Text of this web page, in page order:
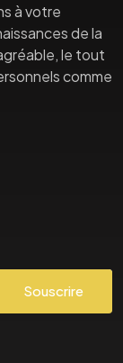
à votre
de la
le tout
comme
Souscrire